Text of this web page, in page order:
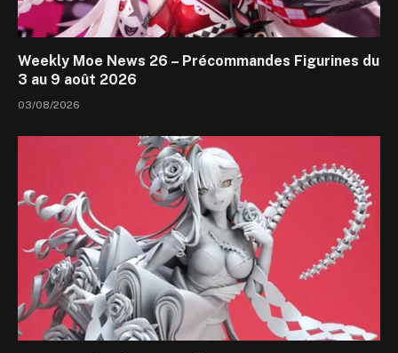
Weekly Moe News 26 – Précommandes Figurines du
3 au 9 août 2026
03/08/2026